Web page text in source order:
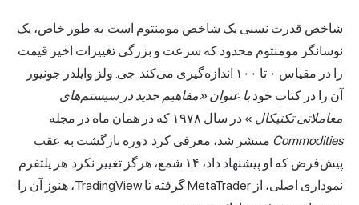
شاخص قدرت نسبی یک شاخص مومنتوم است. به طور خاص، یک
نوسانگر مومنتوم محدود که سرعت و بزرگی تغییرات اخیر قیمت
را در مقیاس ۰ تا ۱۰۰ اندازه‌گیری می‌کند. جی. ولز وایلدر جونیور
آن را در کتاب خود با عنوان «مفاهیم جدید در سیستم‌های
معاملاتی تکنیکال » در سال ۱۹۷۸ که در همان ماه در مجله
Commodities منتشر شد، معرفی کرد. دوره بازگشت به عقب
پیش‌فرض که او پیشنهاد داد، ۱۴ شمع، هرگز تغییر نکرد. هر پلتفرم
نموداری اصلی، از MetaTrader گرفته تا TradingView، هنوز آن را